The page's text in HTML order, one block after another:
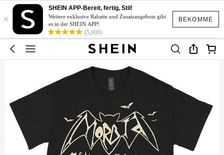
BEKOMME
×
SHEIN APP-Bereit, fertig, Stil!
Weitere exklusive Rabatte und Zusatzangebote gibt
es in der SHEIN APP!
(5,000)